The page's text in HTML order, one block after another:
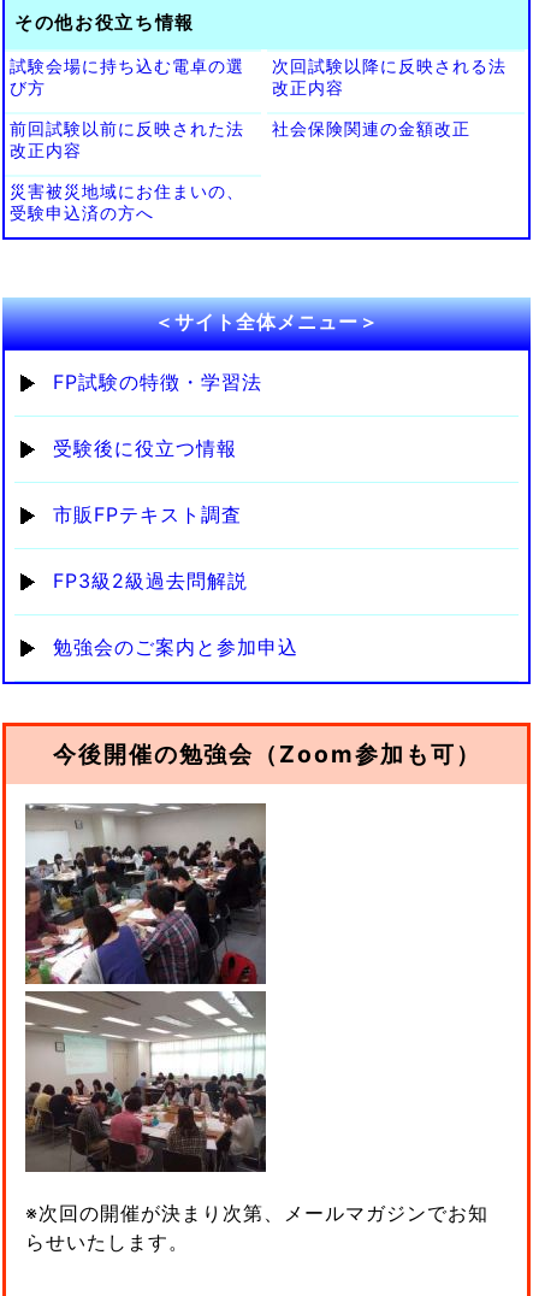
その他お役立ち情報
試験会場に持ち込む電卓の選
び方
次回試験以降に反映される法
改正内容
前回試験以前に反映された法
改正内容
社会保険関連の金額改正
災害被災地域にお住まいの、
受験申込済の方へ
＜サイト全体メニュー＞
FP試験の特徴・学習法
受験後に役立つ情報
市販FPテキスト調査
FP3級2級過去問解説
勉強会のご案内と参加申込
今後開催の勉強会（Zoom参加も可）
※次回の開催が決まり次第、メールマガジンでお知
らせいたします。